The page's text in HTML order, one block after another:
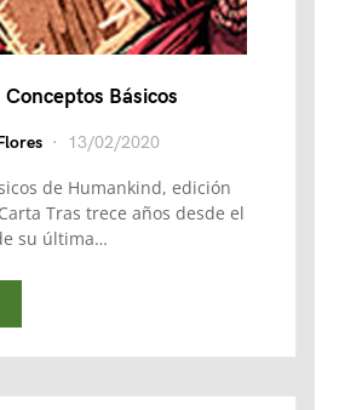
Básicos
13/02/2020
de Humankind, edición
Tras trece años desde el
su última…